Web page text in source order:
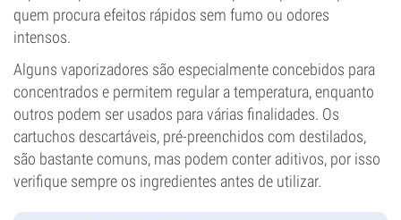
quem procura efeitos rápidos sem fumo ou odores
intensos.
Alguns vaporizadores são especialmente concebidos para
concentrados e permitem regular a temperatura, enquanto
outros podem ser usados para várias finalidades. Os
cartuchos descartáveis, pré-preenchidos com destilados,
são bastante comuns, mas podem conter aditivos, por isso
verifique sempre os ingredientes antes de utilizar.